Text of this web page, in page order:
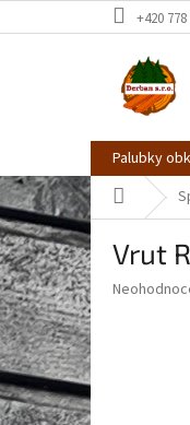
na
+420
Palubky
Domů
Vrut
Průměrné